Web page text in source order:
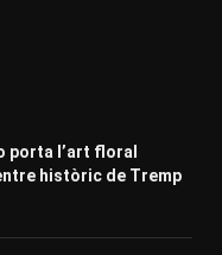
porta l’art floral
històric de Tremp